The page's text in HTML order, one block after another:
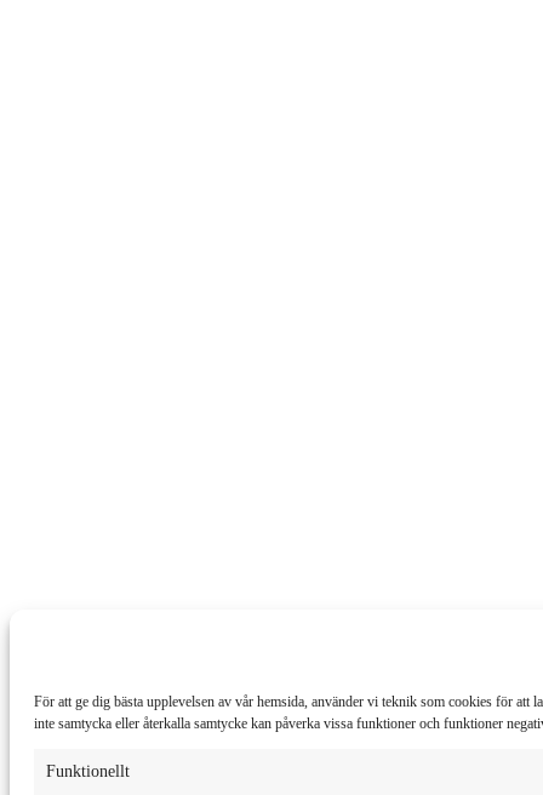
För att ge dig bästa upplevelsen av vår hemsida, använder vi teknik som cookies för att
inte samtycka eller återkalla samtycke kan påverka vissa funktioner och funktioner
Funktionellt